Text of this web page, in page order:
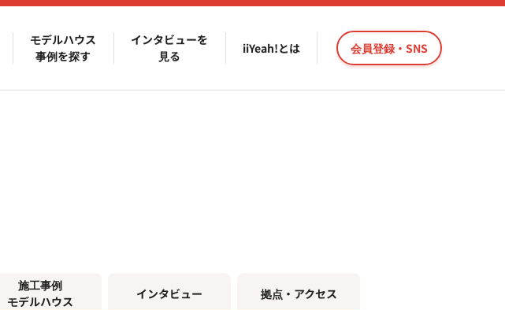
モデルハウス
事例を探す
インタビューを
見る
iiYeah!とは 会員登録・SNS
施工事例
モデルハウス
インタビュー 拠点・アクセス